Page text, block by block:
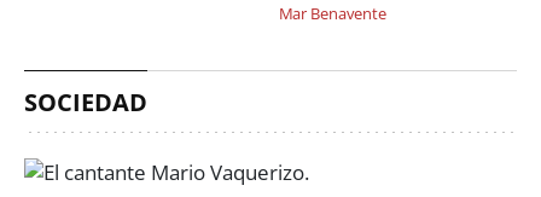
Mar Benavente
SOCIEDAD